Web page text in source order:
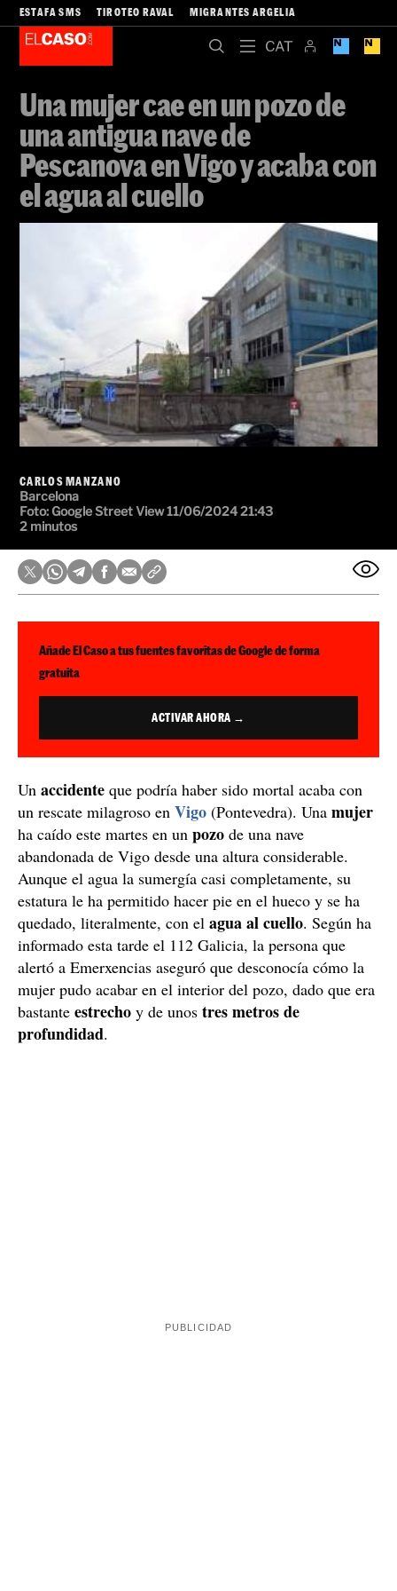
ESTAFA SMS TIROTEO RAVAL MIGRANTES ARGELIA
Una mujer cae en un pozo de
una antigua nave de
Pescanova en Vigo y acaba con
el agua al cuello
CARLOS MANZANO
Barcelona
Foto:Google Street View11/06/2024 21:43
2 minutos
Añade El Caso a tus fuentes favoritas de Google de forma
gratuita
ACTIVAR AHORA →
Un accidente que podría haber sido mortal acaba con
un rescate milagroso en Vigo (Pontevedra). Una mujer
ha caído este martes en un pozo de una nave
abandonada de Vigo desde una altura considerable.
Aunque el agua la sumergía casi completamente, su
estatura le ha permitido hacer pie en el hueco y se ha
quedado, literalmente, con el agua al cuello. Según ha
informado esta tarde el 112 Galicia, la persona que
alertó a Emerxencias aseguró que desconocía cómo la
mujer pudo acabar en el interior del pozo, dado que era
bastante estrecho y de unos tres metros de
profundidad.